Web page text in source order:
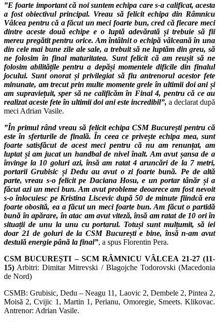
”E foarte important că noi suntem echipa care s-a calificat, acesta
a fost obiectivul principal. Vreau să felicit echipa din Râmnicu
Vâlcea pentru că a făcut un meci foarte bun, cred că fiecare meci
dintre aceste două echipe e o luptă adevărată și trebuie să fii
mereu pregătit pentru orice. Am întâlnit o echipă vâlceană în una
din cele mai bune zile ale sale, a trebuit să ne luptăm din greu, să
ne folosim în final maturitatea. Sunt felicit că am reușit să ne
folosim abilitățile pentru a depăși momentele dificile din finalul
jocului. Sunt onorat și privilegiat să fiu antrenorul acestor fete
minunate, am trecut prin multe momente grele în ultimii doi ani și
am supraviețuit, sper să ne calificăm în Final 4, pentru că ce au
realizat aceste fete în ultimii doi ani este incredibil”, a declarat după
meci Adrian Vasile.
”În primul rând vreau să felicit echipa CSM București pentru că
este în sferturile de finală. În ceea ce privește echipa mea, sunt
foarte satisfăcut de acest meci pentru că nu am renunțat, am
luptat și am jucat un handbal de nivel înalt. Am avut șansa de a
învinge la 10 goluri azi, însă am ratat 4 aruncări de la 7 metri,
portarii Grubisic și Dedu au avut o zi foarte bună. Pe de altă
parte, vreau s-o felicit pe Daciana Hosu, e un portar tânăr și a
făcut azi un meci bun. Am avut probleme deoarece am fost nevoit
s-o înlocuiesc pe Kristina Liscevic după 50 de minute fiindcă era
foarte obosită, ea a făcut un meci foarte bun. Am făcut o partidă
bună în apărare, în atac am avut viteză, însă am ratat de 10 ori în
situații de unu la unu cu portarul. Totuși sunt mulțumit, să iei
doar 21 de goluri de la CSM București e bine, însă n-am avut
destulă energie până la final”, a spus Florentin Pera.
CSM BUCUREȘTI – SCM RÂMNICU VÂLCEA 21-27 (11-
15) Arbitri: Dimitar Mitrevski / Blagojche Todorovski (Macedonia
de Nord)
CSMB: Grubisic, Dedu – Neagu 11, Laovic 2, Dembele 2, Pintea 2,
Moisă 2, Cvijic 1, Martin 1, Perianu, Omoregie, Smeets. Klikovac.
Antrenor: Adrian Vasile.